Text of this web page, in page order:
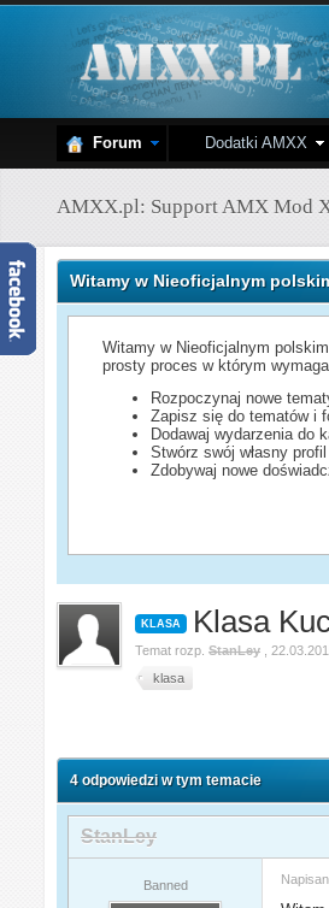
Forum Dodatki AMXX
AMXX.pl: Support AMX Mod
Witamy w Nieoficjalnym
Witamy w Nieoficjalnym
prosty proces w którym
Rozpoczynaj nowe
Zapisz się do tematów i
Dodawaj wydarzenia do
Stwórz swój własny
Zdobywaj nowe
KLASA Klasa
Temat rozp.StanLey
klasa
4 odpowiedzi w tym temacie
StanLey
Banned